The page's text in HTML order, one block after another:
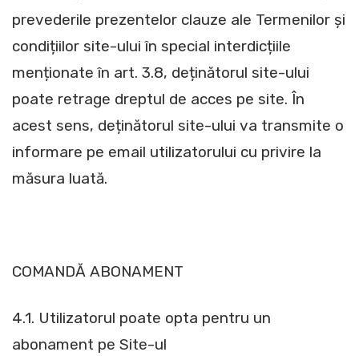
prevederile prezentelor clauze ale Termenilor și
condițiilor site-ului în special interdicțiile
menționate în art. 3.8, deținătorul site-ului
poate retrage dreptul de acces pe site. În
acest sens, deținătorul site-ului va transmite o
informare pe email utilizatorului cu privire la
măsura luată.
COMANDĂ ABONAMENT
4.1. Utilizatorul poate opta pentru un
abonament pe Site-ul